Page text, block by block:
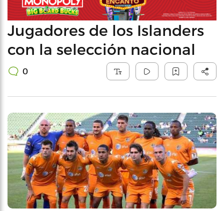
Jugadores de los Islanders
con la selección nacional
0